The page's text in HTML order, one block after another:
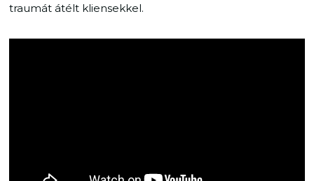
traumát átélt kliensekkel.